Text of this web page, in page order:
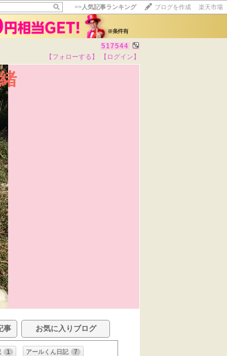
>>人気記事ランキング ブログを作成 楽天市場
517544
【フォローする】 【ログイン】
事 お気に入りブログ
1 アールくん日記 7